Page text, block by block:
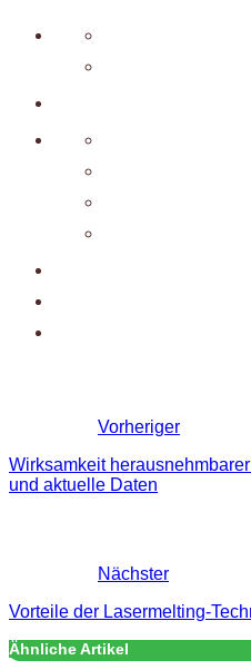
Vorheriger
Wirksamkeit
und aktuelle Daten
Nächster
Vorteile der Lasermelting-
Ähnliche Artikel